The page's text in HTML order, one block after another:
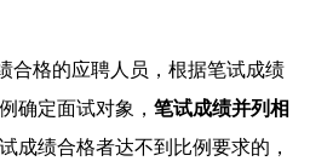
格的应聘人员，根据笔试成绩
确定面试对象， 笔试成绩并列相
成绩合格者达不到比例要求的，